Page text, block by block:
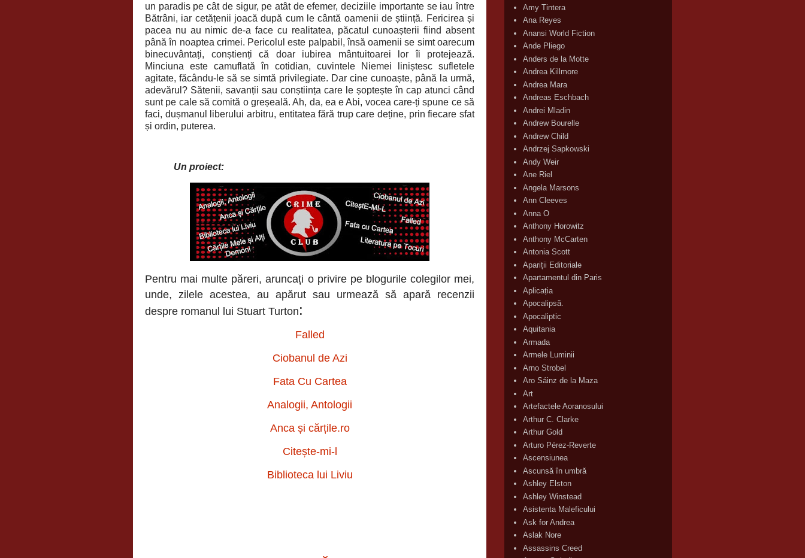
un paradis pe cât de sigur, pe atât de efemer, deciziile importante se iau între
Bătrâni, iar cetățenii joacă după cum le cântă oamenii de știință. Fericirea și
pacea nu au nimic de-a face cu realitatea, păcatul cunoașterii fiind absent
până în noaptea crimei. Pericolul este palpabil, însă oamenii se simt oarecum
binecuvântați, conștienți că doar iubirea mântuitoarei lor îi protejează.
Minciuna este camuflată în cotidian, cuvintele Niemei liniștesc sufletele
agitate, făcându-le să se simtă privilegiate. Dar cine cunoaște, până la urmă,
adevărul? Sătenii, savanții sau conștiința care le șoptește în cap atunci când
sunt pe cale să comită o greșeală. Ah, da, ea e Abi, vocea care-ți spune ce să
faci, dușmanul liberului arbitru, entitatea fără trup care deține, prin fiecare sfat
și ordin, puterea.
Un proiect:
Pentru mai multe păreri, aruncați o privire pe blogurile colegilor mei,
unde, zilele acestea, au apărut sau urmează să apară recenzii
despre romanul lui Stuart Turton:
Falled
Ciobanul de Azi
Fata Cu Cartea
Analogii, Antologii
Anca și cărțile.ro
Citește-mi-l
Biblioteca lui Liviu
Amy Tintera
Ana Reyes
Anansi World Fiction
Ande Pliego
Anders de la Motte
Andrea Killmore
Andrea Mara
Andreas Eschbach
Andrei Mladin
Andrew Bourelle
Andrew Child
Andrzej Sapkowski
Andy Weir
Ane Riel
Angela Marsons
Ann Cleeves
Anna O
Anthony Horowitz
Anthony McCarten
Antonia Scott
Apariții Editoriale
Apartamentul din Paris
Aplicația
Apocalipsă.
Apocaliptic
Aquitania
Armada
Armele Luminii
Arno Strobel
Aro Sáinz de la Maza
Art
Artefactele Aoranosului
Arthur C. Clarke
Arthur Gold
Arturo Pérez-Reverte
Ascensiunea
Ascunsă în umbră
Ashley Elston
Ashley Winstead
Asistenta Maleficului
Ask for Andrea
Aslak Nore
Assassins Creed